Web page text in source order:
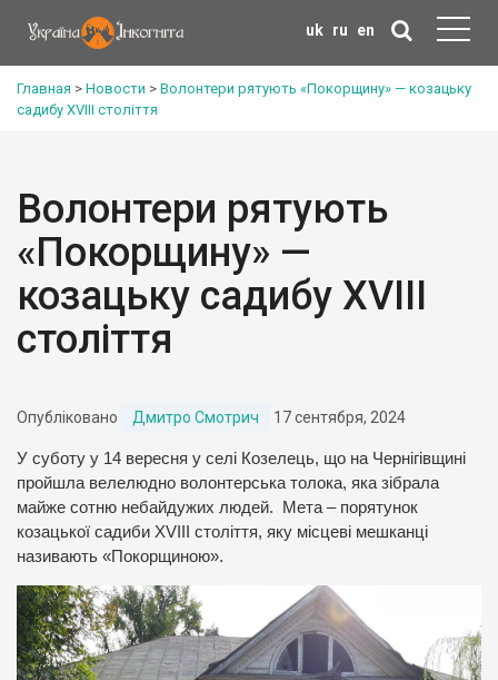
uk ru en
Главная > Новости > Волонтери рятують «Покорщину» — козацьку
садибу XVIII століття
Волонтери рятують
«Покорщину» —
козацьку садибу XVIII
століття
Опубліковано Дмитро Смотрич 17 сентября, 2024
У суботу у 14 вересня у селі Козелець, що на Чернігівщині
пройшла велелюдно волонтерська толока, яка зібрала
майже сотню небайдужих людей. Мета – порятунок
козацької садиби XVIII століття, яку місцеві мешканці
називають «Покорщиною».